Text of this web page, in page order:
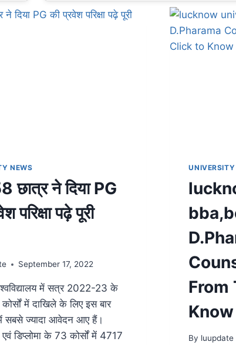
NEWS
छात्र ने दिया PG
परिक्षा पढ़े पूरी
September 17, 2022
में सत्र 2022-23 के
में दाखिले के लिए इस बार
सबसे ज्यादा आवेदन आए हैं।
डिप्लोमा के 73 कोर्सों में 4717
From
By luupdate